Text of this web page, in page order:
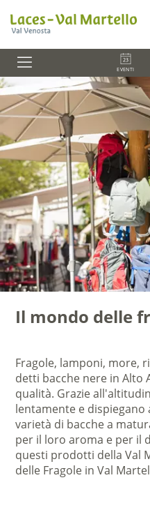
EVENTI
Il mondo delle
Fragole, lamponi, more,
detti bacche nere in Alto
qualità. Grazie
lentamente e
varietà di bacche a
per il loro aroma e per il
questi prodotti della Val
delle Fragole in Val